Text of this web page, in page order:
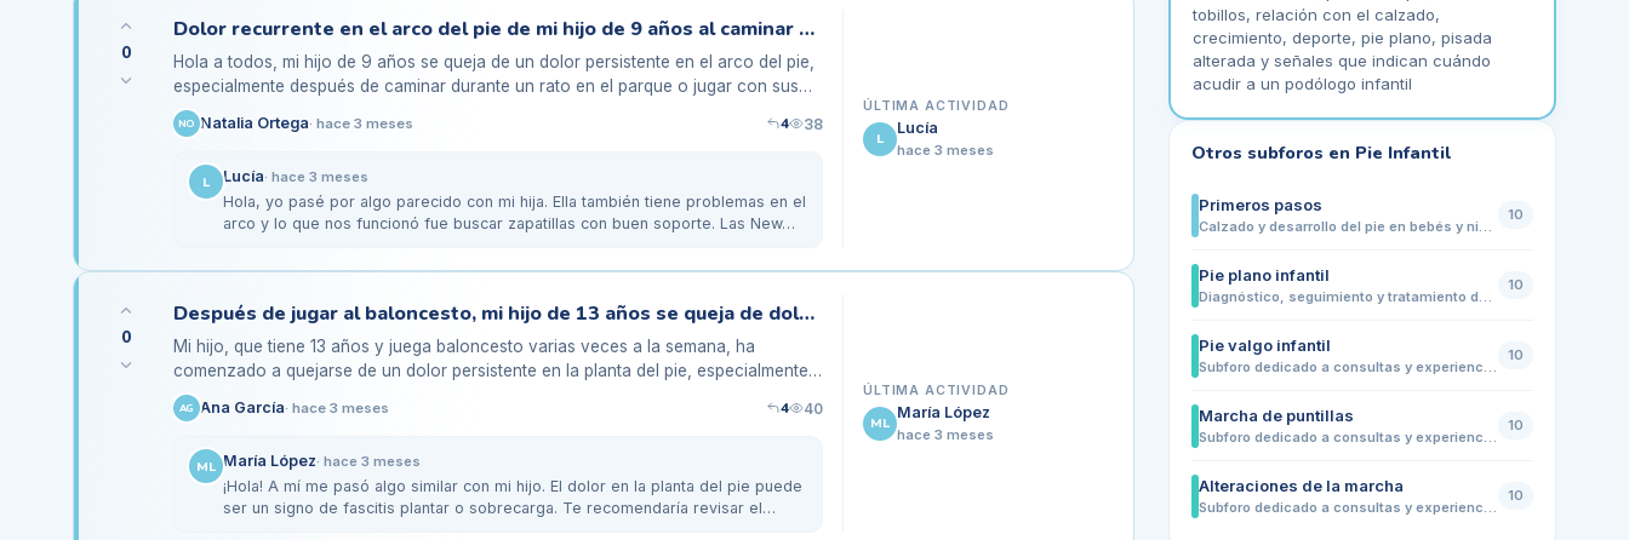
0
Dolor recurrente en el arco del pie de mi hijo de 9 años al caminar por el parque
Hola a todos, mi hijo de 9 años se queja de un dolor persistente en el arco del pie,
especialmente después de caminar durante un rato en el parque o jugar con sus
amigos. He…
NO Natalia Ortega· hace 3 meses 4 38
L Lucía· hace 3 meses
Hola, yo pasé por algo parecido con mi hija. Ella también tiene problemas en el
arco y lo que nos funcionó fue buscar zapatillas con buen soporte. Las New…
ÚLTIMA ACTIVIDAD
L
Lucía
hace 3 meses
0
Después de jugar al baloncesto, mi hijo de 13 años se queja de dolor en el pie
Mi hijo, que tiene 13 años y juega baloncesto varias veces a la semana, ha
comenzado a quejarse de un dolor persistente en la planta del pie, especialmente
después de los…
AG Ana García· hace 3 meses 4 40
ML María López· hace 3 meses
¡Hola! A mí me pasó algo similar con mi hijo. El dolor en la planta del pie puede
ser un signo de fascitis plantar o sobrecarga. Te recomendaría revisar el…
ÚLTIMA ACTIVIDAD
ML
María López
hace 3 meses
tobillos, relación con el calzado,
crecimiento, deporte, pie plano, pisada
alterada y señales que indican cuándo
acudir a un podólogo infantil
Otros subforos en Pie Infantil
Primeros pasos
Calzado y desarrollo del pie en bebés y niños que aprenden a caminar
10
Pie plano infantil
Diagnóstico, seguimiento y tratamiento del pie plano en niños
10
Pie valgo infantil
Subforo dedicado a consultas y experiencias sobre el pie valgo en niños: tobillos que se inclinan hacia dentro, pisada alterada, cansancio al caminar, dolor en pies o piernas, uso de plantillas, elección de calzado y evolución con el crecimiento. Ideal para familias que buscan orientación y señales para saber cuándo acudir a un podólogo infantil.
10
Marcha de puntillas
Subforo dedicado a consultas y experiencias sobre niños que caminan de puntillas de forma habitual. Comparte dudas sobre causas frecuentes, edad en la que conviene observarlo, relación con tensión muscular, desarrollo motor, calzado, ejercicios, revisiones podológicas y señales para acudir a un especialista infantil.
10
Alteraciones de la marcha
Subforo dedicado a consultas y experiencias sobre cambios en la forma de caminar en niños: pisada hacia dentro o hacia fuera, cojera, tropiezos frecuentes, caminar de puntillas, cansancio al andar, dolor en pies o piernas y diferencias entre una pierna y otra. Ideal para familias que quieren entender cuándo es algo evolutivo y cuándo conviene acudir a un podólogo infantil.
10